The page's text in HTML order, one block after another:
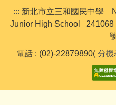
::: 新北市立三和國民中學
Junior High School 241068
電話 : (02)-22879890( 分機